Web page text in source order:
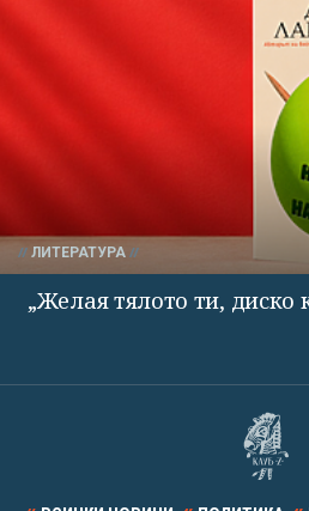
ЛИТЕРАТУРА
„Желая тялото ти, диско